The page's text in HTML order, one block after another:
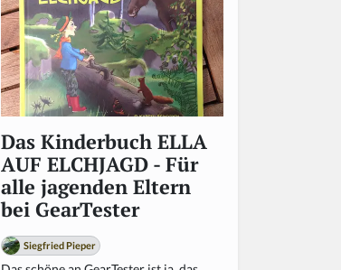
Das Kinderbuch ELLA
AUF ELCHJAGD - Für
alle jagenden Eltern
bei GearTester
Siegfried Pieper